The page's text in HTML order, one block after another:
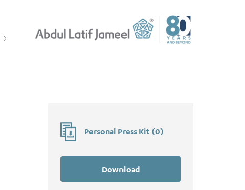
Personal Press Kit (0)
Download